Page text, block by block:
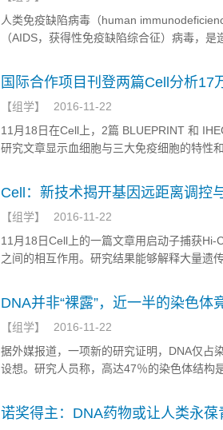
人类免疫缺陷病毒（human
（AIDS，获得性免疫缺陷综合征）病毒，
（lentivirus），属逆转录病毒的一种。
国际合作项目刊登两篇Cell分析17
【组学】
2016-11-22
11月18日在Cell上，2篇 BLUEPRINT 和
研究文章显示血细胞与三大免疫细胞的特性
自身免疫性疾病的风险。
Cell：新技术揭开基因远距离调控
【组学】
2016-11-22
11月18日Cell上的一篇文章用启动子捕获Hi-
之间的相互作用。研究结果能够解释大量遗
DNA并非“裸露”，近一半的染色体
【组学】
2016-11-22
据外媒报道，一项新的研究证明，DNA仅占
设想。研究人员称，高达47％的染色体结构
程中保持染色体之间彼此分隔。科学家认为
细胞分裂出错，从而减少由此引发的癌症和
诺奖得主：DNA药物或让人类永葆